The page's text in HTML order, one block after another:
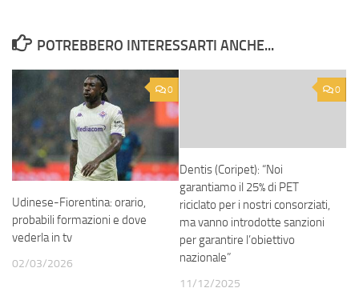
POTREBBERO INTERESSARTI ANCHE...
0
Udinese-Fiorentina: orario,
probabili formazioni e dove
vederla in tv
02/03/2026
0
Dentis (Coripet): “Noi
garantiamo il 25% di PET
riciclato per i nostri consorziati,
ma vanno introdotte sanzioni
per garantire l’obiettivo
nazionale”
11/12/2025